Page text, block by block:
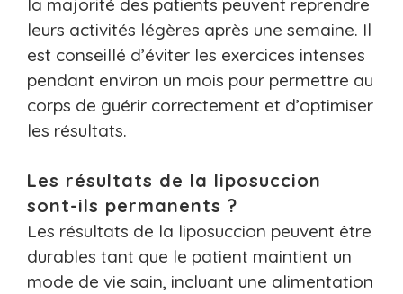
leurs activités légères après une semaine. Il
est conseillé d’éviter les exercices intenses
pendant environ un mois pour permettre au
corps de guérir correctement et d’optimiser
les résultats.
Les résultats de la liposuccion
sont-ils permanents ?
Les résultats de la liposuccion peuvent être
durables tant que le patient maintient un
mode de vie sain, incluant une alimentation